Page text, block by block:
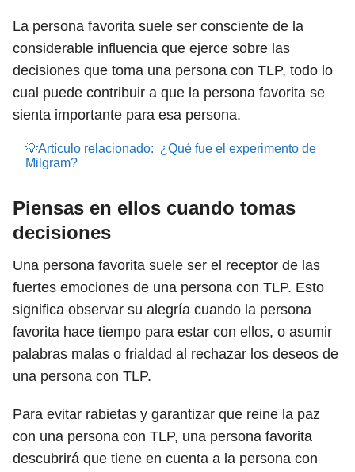
La persona favorita suele ser consciente de la
considerable influencia que ejerce sobre las
decisiones que toma una persona con TLP, todo lo
cual puede contribuir a que la persona favorita se
sienta importante para esa persona.
💡Artículo relacionado: ¿Qué fue el experimento de
Milgram?
Piensas en ellos cuando tomas
decisiones
Una persona favorita suele ser el receptor de las
fuertes emociones de una persona con TLP. Esto
significa observar su alegría cuando la persona
favorita hace tiempo para estar con ellos, o asumir
palabras malas o frialdad al rechazar los deseos de
una persona con TLP.
Para evitar rabietas y garantizar que reine la paz
con una persona con TLP, una persona favorita
descubrirá que tiene en cuenta a la persona con